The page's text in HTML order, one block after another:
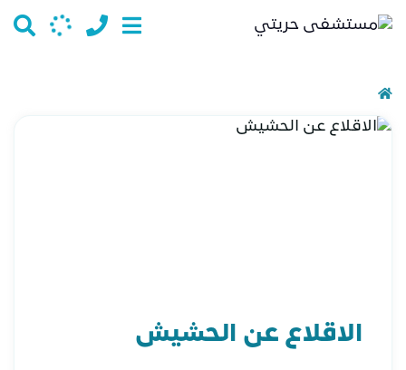
الاقلاع عن الحشيش